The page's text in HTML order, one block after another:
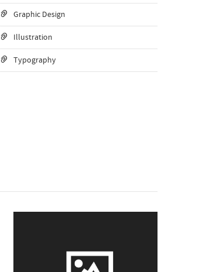
Graphic Design
Illustration
Typography